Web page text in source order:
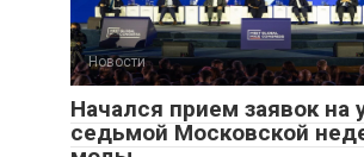
Новости
Начался прием заявок на
седьмой Московской